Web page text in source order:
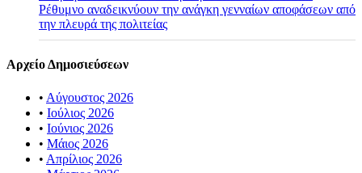
Ρέθυμνο αναδεικνύουν την ανάγκη γενναίων αποφάσεων από
την πλευρά της πολιτείας
Αρχείο Δημοσιεύσεων
• Αύγουστος 2026
• Ιούλιος 2026
• Ιούνιος 2026
• Μάιος 2026
• Απρίλιος 2026